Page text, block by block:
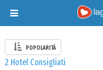
Toggle
navigation
POPOLARITÀ
2 Hotel Consigliati